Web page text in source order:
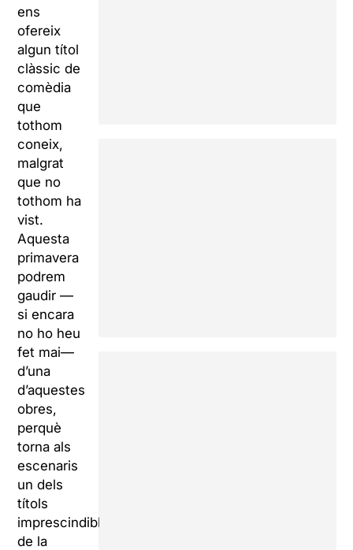
ens
ofereix
algun títol
clàssic de
comèdia
que
tothom
coneix,
malgrat
que no
tothom ha
vist.
Aquesta
primavera
podrem
gaudir —
si encara
no ho heu
fet mai—
d’una
d’aquestes
obres,
perquè
torna als
escenaris
un dels
títols
imprescindibles
de la